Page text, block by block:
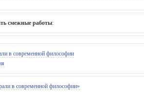
смежные работы:
в современной философии
в современной философии»